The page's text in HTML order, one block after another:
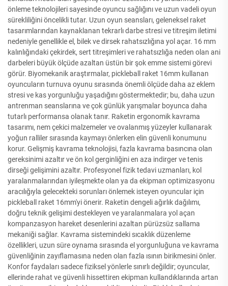
önleme teknolojileri sayesinde oyuncu sağlığını ve uzun vadeli oyun
sürekliliğini öncelikli tutar. Uzun oyun seansları, geleneksel raket
tasarımlarından kaynaklanan tekrarlı darbe stresi ve titreşim iletimi
nedeniyle genellikle el, bilek ve dirsek rahatsızlığına yol açar. 16 mm
kalınlığındaki çekirdek, sert titreşimleri ve rahatsızlığa neden olan ani
darbeleri büyük ölçüde azaltan üstün bir şok emme sistemi görevi
görür. Biyomekanik araştırmalar, pickleball raket 16mm kullanan
oyuncuların turnuva oyunu sırasında önemli ölçüde daha az eklem
stresi ve kas yorgunluğu yaşadığını göstermektedir; bu, daha uzun
antrenman seanslarına ve çok günlük yarışmalar boyunca daha
tutarlı performansa olanak tanır. Raketin ergonomik kavrama
tasarımı, nem çekici malzemeler ve ovalanmış yüzeyler kullanarak
yoğun ralliler sırasında kaymayı önlerken elin güvenli konumunu
korur. Gelişmiş kavrama teknolojisi, fazla kavrama basıncına olan
gereksinimi azaltır ve ön kol gerginliğini en aza indirger ve tenis
dirseği gelişimini azaltır. Profesyonel fizik tedavi uzmanları, kol
yaralanmalarından iyileşmekte olan ya da ekipman optimizasyonu
aracılığıyla gelecekteki sorunları önlemek isteyen oyuncular için
pickleball raket 16mm'yi önerir. Raketin dengeli ağırlık dağılımı,
doğru teknik gelişimi destekleyen ve yaralanmalara yol açan
kompanzasyon hareket desenlerini azaltan pürüzsüz sallama
mekaniği sağlar. Kavrama sistemindeki sıcaklık düzenleme
özellikleri, uzun süre oynama sırasında el yorgunluğuna ve kavrama
güvenliğinin zayıflamasına neden olan fazla ısının birikmesini önler.
Konfor faydaları sadece fiziksel yönlerle sınırlı değildir; oyuncular,
ellerinde rahat ve güvenli hissettiren ekipman kullandıklarında artan